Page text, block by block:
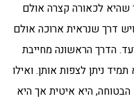
שהיא לכאורה קצרה אולם
דרך שנראית ארוכה אולם
הדרך הראשונה מחייבת
ניתן לצפות אותן. ואילו
הבטוחה, היא איטית אך היא